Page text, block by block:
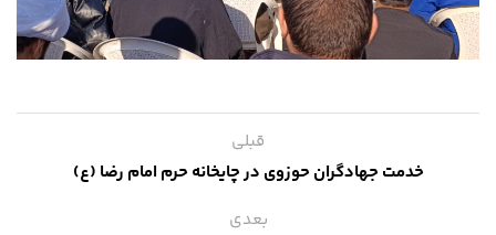
قبلی
خدمت جهادگران حوزوی در چایخانه حرم امام رضا (ع)
بعدی